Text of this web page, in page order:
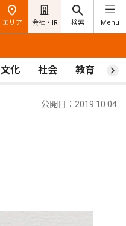
エリア 会社・IR 検索 Menu
文化 社会 教育 ス
公開日：2019.10.04